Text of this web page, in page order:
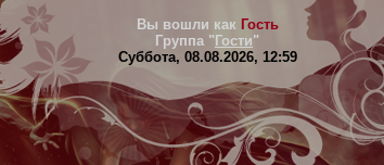
Вы вошли как Гость
Группа " Гости"
Суббота, 08.08.2026, 12:59